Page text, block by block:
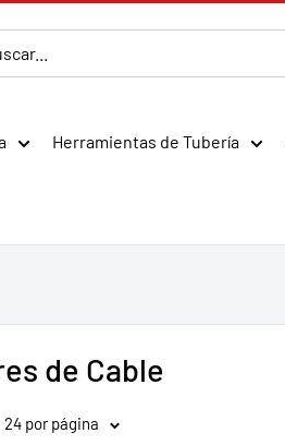
Herramientas de Tubería
de Cable
por página